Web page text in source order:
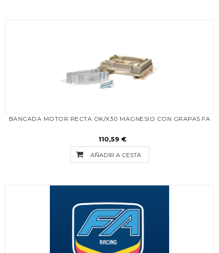
BANCADA MOTOR RECTA OK/X30 MAGNESIO CON GRAPAS FA
110,59 €
AÑADIR A CESTA